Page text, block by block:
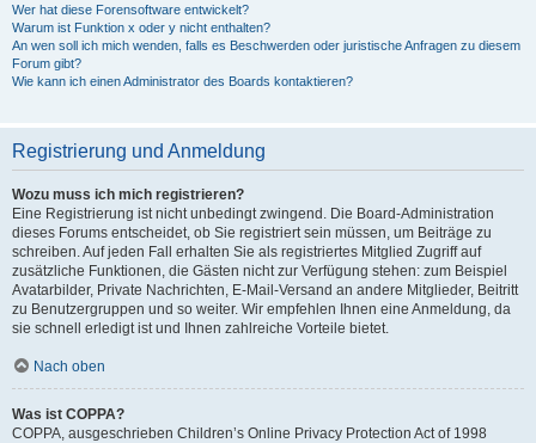
Wer hat diese Forensoftware entwickelt?
Warum ist Funktion x oder y nicht enthalten?
An wen soll ich mich wenden, falls es Beschwerden oder juristische Anfragen zu diesem
Forum gibt?
Wie kann ich einen Administrator des Boards kontaktieren?
Registrierung und Anmeldung
Wozu muss ich mich registrieren?
Eine Registrierung ist nicht unbedingt zwingend. Die Board-Administration
dieses Forums entscheidet, ob Sie registriert sein müssen, um Beiträge zu
schreiben. Auf jeden Fall erhalten Sie als registriertes Mitglied Zugriff auf
zusätzliche Funktionen, die Gästen nicht zur Verfügung stehen: zum Beispiel
Avatarbilder, Private Nachrichten, E-Mail-Versand an andere Mitglieder, Beitritt
zu Benutzergruppen und so weiter. Wir empfehlen Ihnen eine Anmeldung, da
sie schnell erledigt ist und Ihnen zahlreiche Vorteile bietet.
Nach oben
Was ist COPPA?
COPPA, ausgeschrieben Children’s Online Privacy Protection Act of 1998